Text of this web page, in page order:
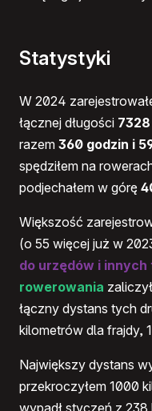
Statystyki
W 2024
łącznej długości
razem 360 godzin i
spędziłem na
podjechałem w górę
Większość
(o 55 więcej już w
do urzędów i innych
rowerowania
łączny dystans tych
kilometrów dla frajdy,
Największy dystans
przekroczyłem 1000
wypadł styczeń z 238